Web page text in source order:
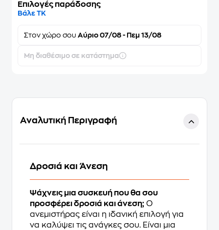
Επιλογές παράδοσης
Βάλε ΤΚ
Στον χώρο σου Αύριο 07/08 - Πεμ 13/08
Μη διαθέσιμο σε κατάστημα
Αναλυτική Περιγραφή
Δροσιά και Άνεση
Ψάχνεις μια συσκευή που θα σου
προσφέρει δροσιά και άνεση; Ο
ανεμιστήρας είναι η ιδανική επιλογή για
να καλύψει τις ανάγκες σου. Eίναι μια